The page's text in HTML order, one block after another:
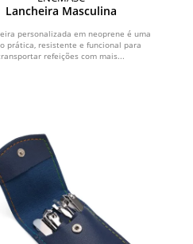
Lancheira Masculina
personalizada em neoprene é uma
prática, resistente e funcional para
refeições com mais...